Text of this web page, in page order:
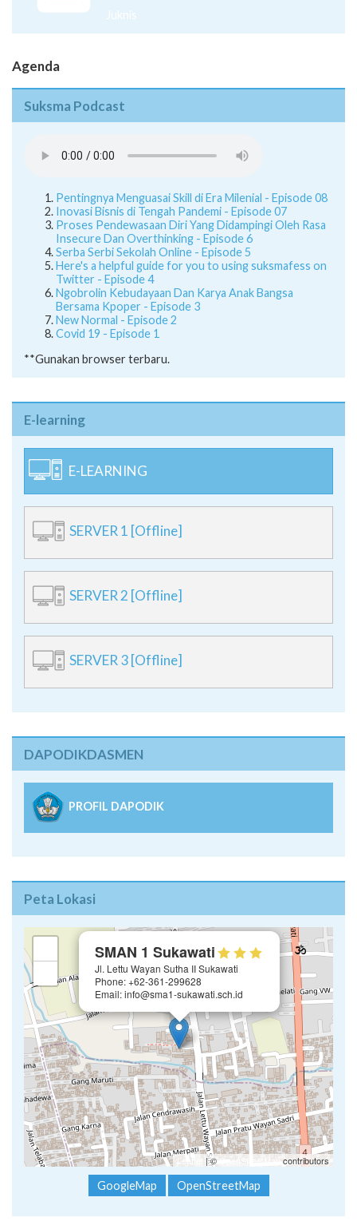
Juknis
Agenda
Suksma Podcast
Pentingnya Menguasai Skill di Era Milenial - Episode 08
Inovasi Bisnis di Tengah Pandemi - Episode 07
Proses Pendewasaan Diri Yang Didampingi Oleh Rasa
Insecure Dan Overthinking - Episode 6
Serba Serbi Sekolah Online - Episode 5
Here's a helpful guide for you to using suksmafess on
Twitter - Episode 4
Ngobrolin Kebudayaan Dan Karya Anak Bangsa
Bersama Kpoper - Episode 3
New Normal - Episode 2
Covid 19 - Episode 1
**Gunakan browser terbaru.
E-learning
E-LEARNING
SERVER 1 [Offline]
SERVER 2 [Offline]
SERVER 3 [Offline]
DAPODIKDASMEN
PROFIL DAPODIK
Peta Lokasi
SMAN 1 Sukawati
Jl. Lettu Wayan Sutha II Sukawati
Phone: +62-361-299628
Email: info@sma1-sukawati.sch.id
Leaflet | ©OpenStreetMap contributors
GoogleMap OpenStreetMap